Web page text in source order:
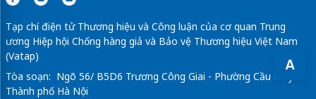
A
Tạp chí điện tử Thương hiệu và Công luận của cơ quan Trung
ương Hiệp hội Chống hàng giả và Bảo vệ Thương hiệu Việt Nam
(Vatap)
Tòa soạn: Ngõ 56/ B5D6 Trương Công Giai - Phường Cầu Giấy -
Thành phố Hà Nội